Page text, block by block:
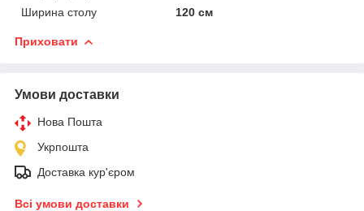
Ширина столу
120 см
Приховати
Умови доставки
Нова Пошта
Укрпошта
Доставка кур'єром
Всі умови доставки